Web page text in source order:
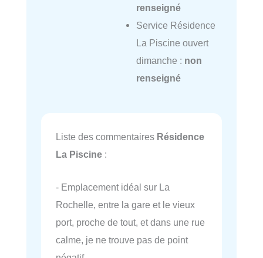
renseigné
Service Résidence
La Piscine ouvert
dimanche : non
renseigné
Liste des commentaires Résidence
La Piscine :
- Emplacement idéal sur La
Rochelle, entre la gare et le vieux
port, proche de tout, et dans une rue
calme, je ne trouve pas de point